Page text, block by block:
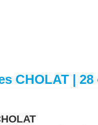
CHOLAT | 28